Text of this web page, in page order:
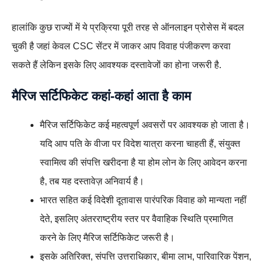
हालांकि कुछ राज्यों में ये प्रक्रिया पूरी तरह से ऑनलाइन प्रोसेस में बदल
चुकी है जहां केवल CSC सेंटर में जाकर आप विवाह पंजीकरण करवा
सकते हैं लेकिन इसके लिए आवश्यक दस्तावेजों का होना जरूरी है.
मैरिज सर्टिफिकेट कहां-कहां आता है काम
मैरिज सर्टिफिकेट कई महत्वपूर्ण अवसरों पर आवश्यक हो जाता है।
यदि आप पति के वीजा पर विदेश यात्रा करना चाहती हैं, संयुक्त
स्वामित्व की संपत्ति खरीदना है या होम लोन के लिए आवेदन करना
है, तब यह दस्तावेज़ अनिवार्य है।
भारत सहित कई विदेशी दूतावास पारंपरिक विवाह को मान्यता नहीं
देते, इसलिए अंतरराष्ट्रीय स्तर पर वैवाहिक स्थिति प्रमाणित
करने के लिए मैरिज सर्टिफिकेट जरूरी है।
इसके अतिरिक्त, संपत्ति उत्तराधिकार, बीमा लाभ, पारिवारिक पेंशन,